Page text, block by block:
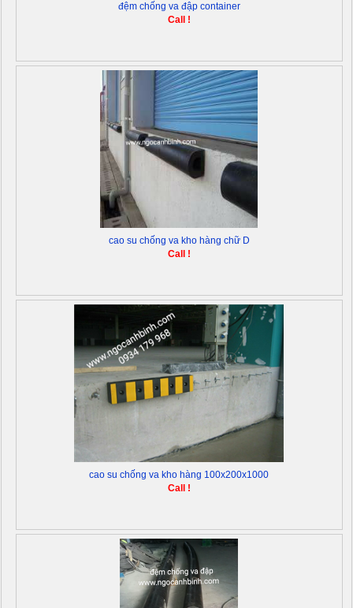
đệm chống va đập container
Call !
cao su chống va kho hàng chữ D
Call !
cao su chống va kho hàng 100x200x1000
Call !